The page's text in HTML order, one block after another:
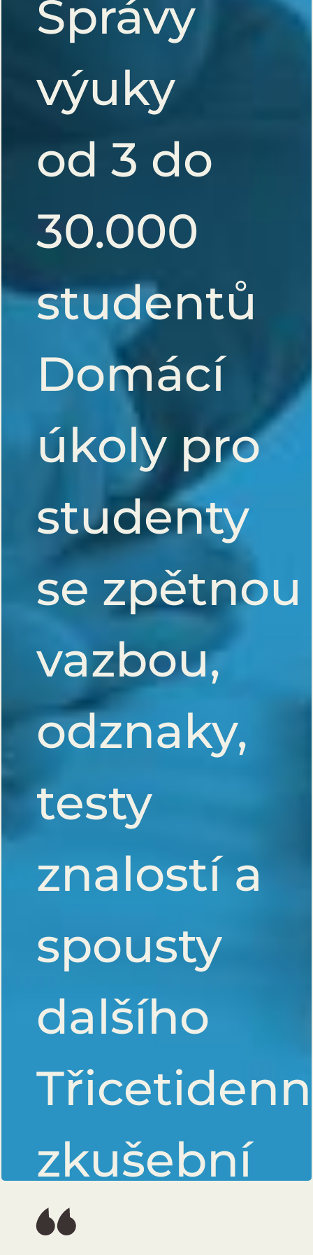
Správy
výuky
od 3 do
30.000
studentů
Domácí
úkoly pro
studenty
se zpětnou
vazbou,
odznaky,
testy
znalostí a
spousty
dalšího
zkušební
verze bez